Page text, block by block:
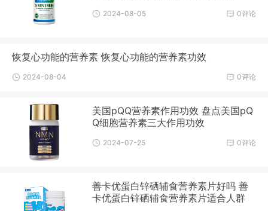
0评论
2024-08-05
恢复心功能的营养素 恢复心功能的营养素功效
0评论
2024-08-04
美国pQQ营养素作用功效 盘点美国pQ
Q细胞营养素三大作用功效
0评论
2024-07-25
善卡优蛋白锌硒辅食营养素片好吗 善
卡优蛋白锌硒辅食营养素片适合人群